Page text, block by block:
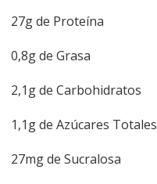
27g de Proteína
0,8g de Grasa
2,1g de Carbohidratos
1,1g de Azúcares Totales
27mg de Sucralosa